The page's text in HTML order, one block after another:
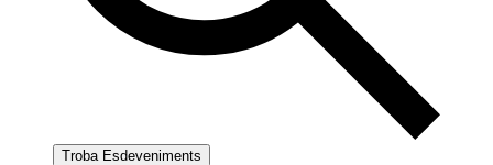
Troba Esdeveniments